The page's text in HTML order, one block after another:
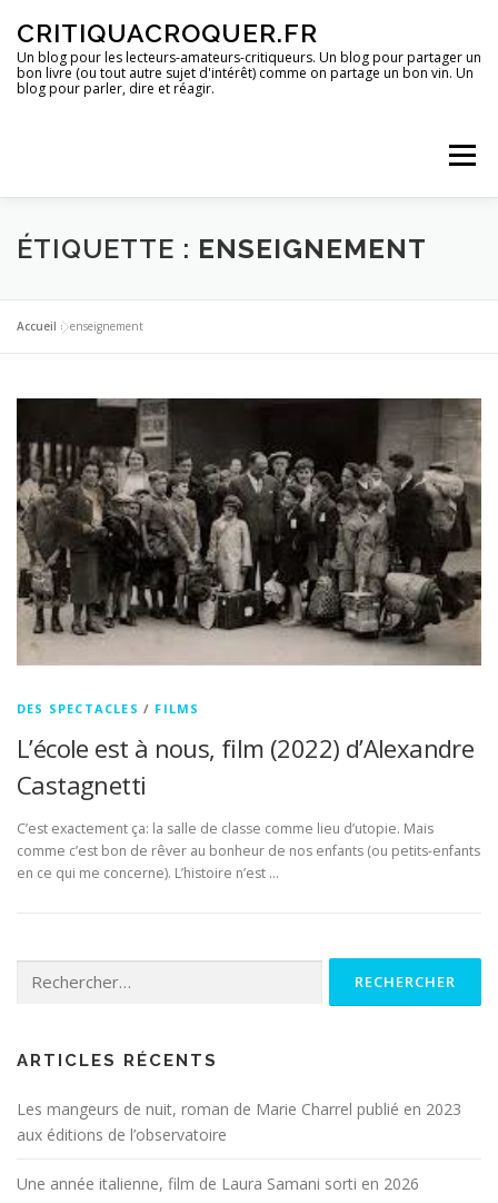
contenu
CRITIQUACROQUER.FR
Un blog pour les lecteurs-amateurs-critiqueurs. Un blog pour partager un
bon livre (ou tout autre sujet d'intérêt) comme on partage un bon vin. Un
blog pour parler, dire et réagir.
Menu
ACCUEIL UN BLOG ? DES LIVRES
DES IMAGES
DES BONS PLANS
ÉTIQUETTE : ENSEIGNEMENT
Accueil »enseignement
DES SPECTACLES / FILMS
L’école est à nous, film (2022) d’Alexandre
Castagnetti
C’est exactement ça: la salle de classe comme lieu d’utopie. Mais
comme c’est bon de rêver au bonheur de nos enfants (ou petits-enfants
en ce qui me concerne). L’histoire n’est …
ARTICLES RÉCENTS
Les mangeurs de nuit, roman de Marie Charrel publié en 2023
aux éditions de l’observatoire
Une année italienne, film de Laura Samani sorti en 2026